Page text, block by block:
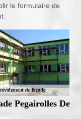
le formulaire de
Pegairolles De